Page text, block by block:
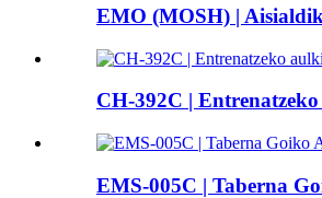
EMO (MOSH) |
CH-392C |
EMS-005C | Taberna